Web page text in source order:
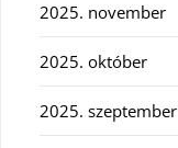
2025. november
2025. október
2025. szeptember